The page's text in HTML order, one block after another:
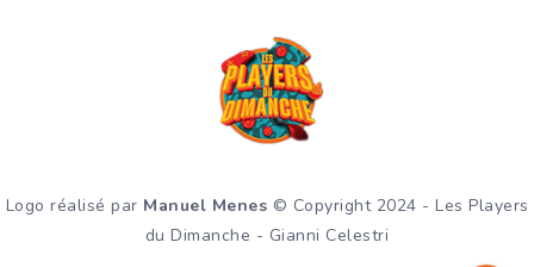
Logo réalisé par Manuel Menes © Copyright 2024 - Les Players
du Dimanche - Gianni Celestri